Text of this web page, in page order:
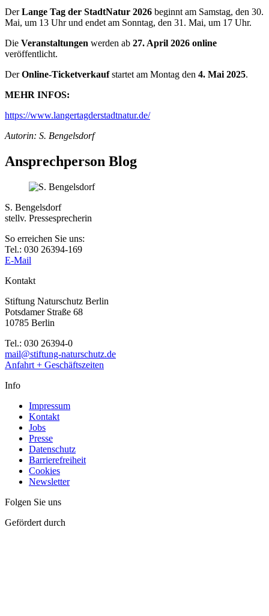
DerLange Tag der StadtNatur 2026 beginnt am Samstag, den 30.
Mai, um 13 Uhr und endet am Sonntag, den 31. Mai, um 17 Uhr.
Die Veranstaltungen werden ab 27. April 2026 online
veröffentlicht.
DerOnline-Ticketverkaufstartet am Montag den 4. Mai 2025.
MEHR INFOS:
https://www.langertagderstadtnatur.de/
Autorin: S. Bengelsdorf
Ansprechperson Blog
S. Bengelsdorf
stellv. Pressesprecherin
So erreichen Sie uns:
Tel.: 030 26394-169
E-Mail
Kontakt
Stiftung Naturschutz Berlin
Potsdamer Straße 68
10785 Berlin
Tel.: 030 26394-0
mail@stiftung-naturschutz.de
Anfahrt + Geschäftszeiten
Info
Impressum
Kontakt
Jobs
Presse
Datenschutz
Barrierefreiheit
Cookies
Newsletter
Folgen Sie uns
Gefördert durch